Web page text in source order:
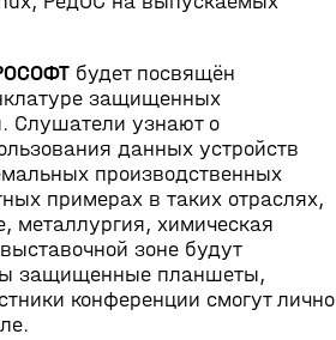
будет посвящён
защищенных
Слушатели узнают о
данных устройств
производственных
примерах в таких отраслях,
металлургия, химическая
зоне будут
защищенные планшеты,
конференции смогут лично